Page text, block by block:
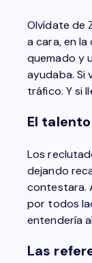
Olvídate de
a cara, en
quemado y
ayudaba. Si
tráfico. Y si
El
Los
dejando
contestara.
por todos
entendería
Las